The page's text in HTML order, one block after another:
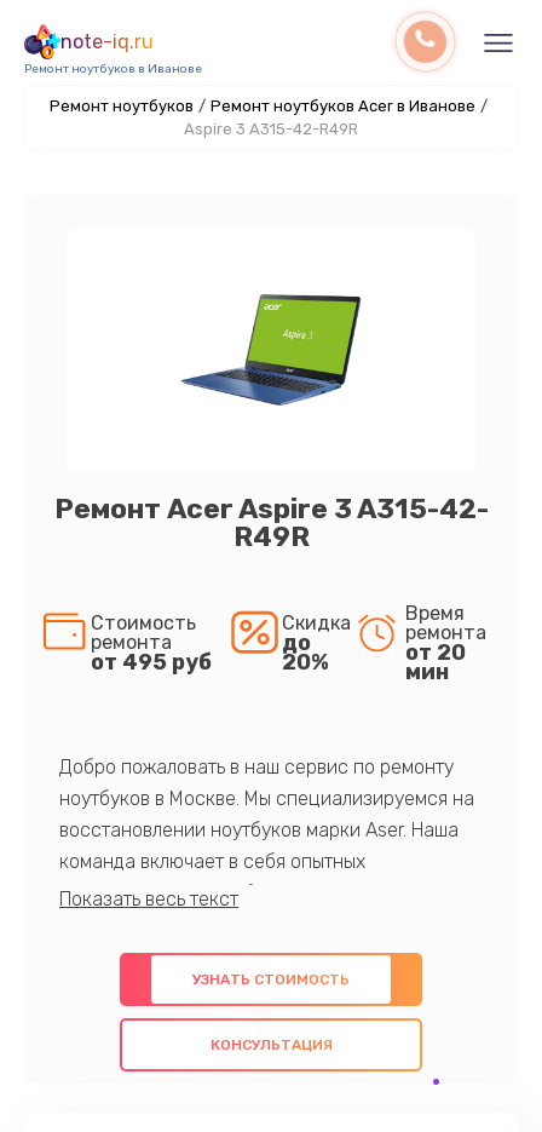
note-iq.ru
Ремонт ноутбуков в Иванове
Ремонт ноутбуков / Ремонт ноутбуков Acer в Иванове /
Aspire 3 A315-42-R49R
Ремонт Acer Aspire 3 A315-42-
R49R
Стоимость
ремонта
от 495 руб
Скидка
до
20%
Время
ремонта
от 20
мин
Добро пожаловать в наш сервис по ремонту
ноутбуков в Москве. Мы специализируемся на
восстановлении ноутбуков марки Aser. Наша
команда включает в себя опытных
профессионалов с обширными знаниями и
предлагаем быстрый и качественный ремонт с
использованием оригинальных компонентов, а
также гарантируем качество всех
проведенных работ. Наша цель - предоставить
УЗНАТЬ СТОИМОСТЬ
КОНСУЛЬТАЦИЯ